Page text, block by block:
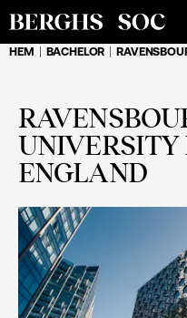
HEM BACHELOR
UNIVERSITY
ENGLAND